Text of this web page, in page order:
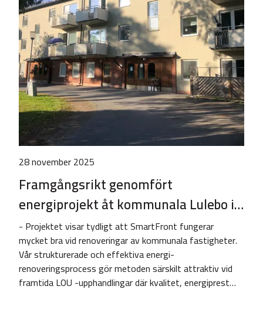
28 november 2025
Framgångsrikt genomfört
energiprojekt åt kommunala Lulebo i…
- Projektet visar tydligt att SmartFront fungerar
mycket bra vid renoveringar av kommunala fastigheter.
Vår strukturerade och effektiva energi­
renoveringsprocess gör metoden särskilt attraktiv vid
framtida LOU -upphandlingar där kvalitet, energiprest…